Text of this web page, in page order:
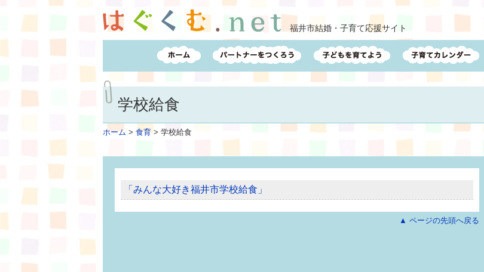
福井市結婚・子育て応援サイト
学校給食
ホーム > 食育> 学校給食
「みんな大好き福井市学校給食」
▲ ページの先頭へ戻る